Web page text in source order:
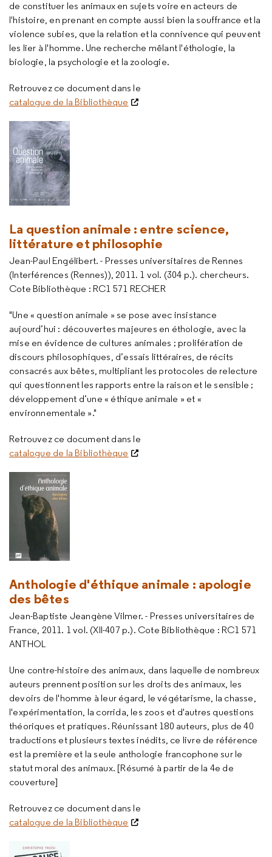
de constituer les animaux en sujets voire en acteurs de
l'histoire, en prenant en compte aussi bien la souffrance et la
violence subies, que la relation et la connivence qui peuvent
les lier à l'homme. Une recherche mêlant l'éthologie, la
biologie, la psychologie et la zoologie.
Retrouvez ce document dans le
catalogue de la Bibliothèque
La question animale : entre science,
littérature et philosophie
Jean-Paul Engélibert. - Presses universitaires de Rennes
(Interférences (Rennes)), 2011. 1 vol. (304 p.). chercheurs.
Cote Bibliothèque : RC1 571 RECHER
"Une « question animale » se pose avec insistance
aujourd’hui : découvertes majeures en éthologie, avec la
mise en évidence de cultures animales ; prolifération de
discours philosophiques, d’essais littéraires, de récits
consacrés aux bêtes, multipliant les protocoles de relecture
qui questionnent les rapports entre la raison et le sensible ;
développement d’une « éthique animale » et «
environnementale »."
Retrouvez ce document dans le
catalogue de la Bibliothèque
Anthologie d'éthique animale : apologie
des bêtes
Jean-Baptiste Jeangène Vilmer. - Presses universitaires de
France, 2011. 1 vol. (XII-407 p.). Cote Bibliothèque : RC1 571
ANTHOL
Une contre-histoire des animaux, dans laquelle de nombreux
auteurs prennent position sur les droits des animaux, les
devoirs de l'homme à leur égard, le végétarisme, la chasse,
l'expérimentation, la corrida, les zoos et d'autres questions
théoriques et pratiques. Réunissant 180 auteurs, plus de 40
traductions et plusieurs textes inédits, ce livre de référence
est la première et la seule anthologie francophone sur le
statut moral des animaux. [Résumé à partir de la 4e de
couverture]
Retrouvez ce document dans le
catalogue de la Bibliothèque